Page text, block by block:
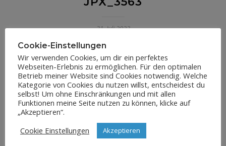
31. Juli 2023
Cookie-Einstellungen
Wir verwenden Cookies, um dir ein perfektes
Webseiten-Erlebnis zu ermöglichen. Für den optimalen
Betrieb meiner Website sind Cookies notwendig. Welche
Kategorie von Cookies du nutzen willst, entscheidest du
selbst! Um ohne Einschränkungen und mit allen
Funktionen meine Seite nutzen zu können, klicke auf
„Akzeptieren“.
Cookie Einstellungen
Akzeptieren